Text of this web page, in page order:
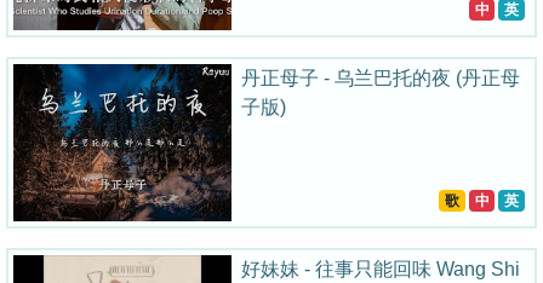
中 英
丹正母子 - 乌兰巴托的夜 (丹正母
子版)
歌 中 英
好妹妹 - 往事只能回味 Wang Shi